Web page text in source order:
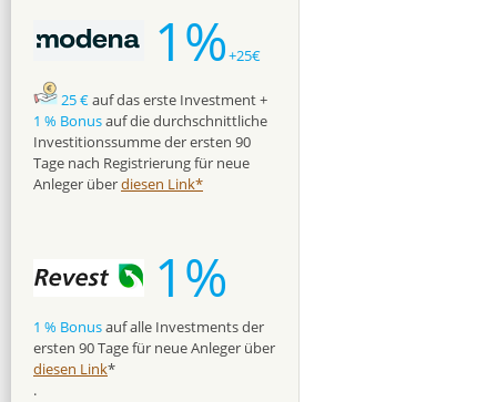
1%+25€
25 €auf das erste Investment +
1 % Bonusauf die durchschnittliche
Investitionssumme der ersten 90
Tage nach Registrierung für neue
Anleger überdiesen Link*
1%
1 % Bonusauf alle Investments der
ersten 90 Tage für neue Anleger über
diesen Link*
.